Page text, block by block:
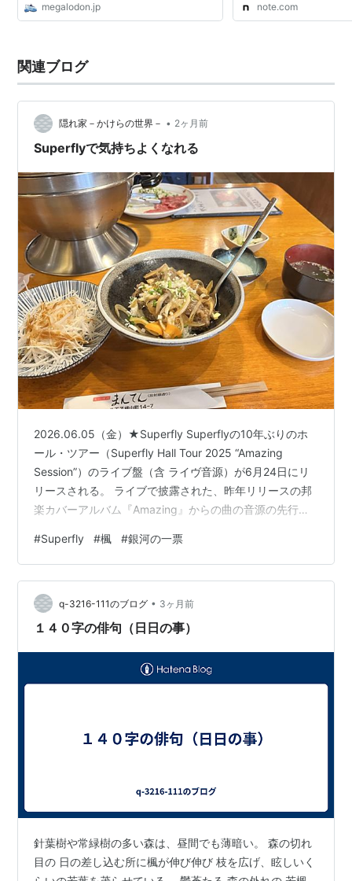
megalodon.jp note.com
関連ブログ
隠れ家－かけらの世界－ • 2ヶ月前
Superflyで気持ちよくなれる
2026.06.05（金）★Superfly Superflyの10年ぶりのホ
ール・ツアー（Superfly Hall Tour 2025 “Amazing
Session”）のライブ盤（含 ライヴ音源）が6月24日にリ
リースされる。 ライブで披露された、昨年リリースの邦
楽カバーアルバム『Amazing』からの曲の音源の先行配
アーティストへの思いを彼女が丁寧な言葉で語っている
のが印象的。 以下は、スピッツの「楓」について。
https://www.cdjournal.com/news/superfly/126939
「楓」は『Amazing』に…
#Superfly #楓 #銀河の一票
q-3216-111のブログ • 3ヶ月前
１４０字の俳句（日日の事）
針葉樹や常緑樹の多い森は、昼間でも薄暗い。 森の切れ
目の 日の差し込む所に楓が伸び伸び 枝を広げ、眩しいく